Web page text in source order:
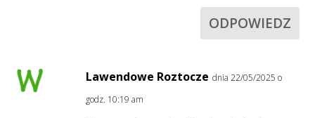
ODPOWIEDZ
Lawendowe Roztocze dnia 22/05/2025 o
godz. 10:19 am